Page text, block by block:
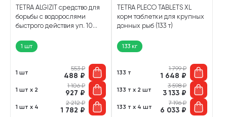
TETRA ALGIZIT средство для
борьбы с водорослями
быстрого действия уп. 10
1 шт
1 шт
553₽
488 ₽
1 шт х 2
1 106₽
927 ₽
1 шт х 4
2 212₽
1 782 ₽
TETRA PLECO TABLETS XL
корм таблетки для крупных
донных рыб (133 т)
133 кг
133 т
1 799₽
1 648 ₽
133 т х 2 шт
3 598₽
3 133 ₽
133 т х 4 шт
7 196₽
6 033 ₽